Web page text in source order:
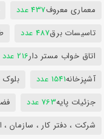
معماری معروف437 عدد
تاسیسات برق487 عدد
اتاق خواب مستر دار216 عدد
آشپزخانه1541 عدد بلوک
جزئیات پایه763 عدد
شرکت ، دفتر کار ، سازمان ،